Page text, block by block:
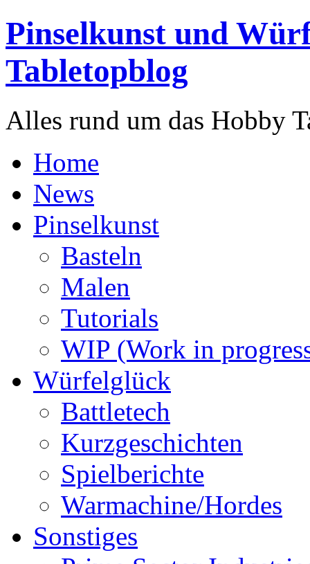
Pinselkunst und
Tabletopblog
Alles rund um das Hobby
Home
News
Pinselkunst
Basteln
Malen
Tutorials
WIP (Work in
Würfelglück
Battletech
Kurzgeschichten
Spielberichte
Warmachine/Hordes
Sonstiges